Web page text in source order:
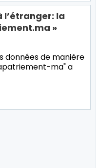
l’étranger: la
»
données de manière
ma" a